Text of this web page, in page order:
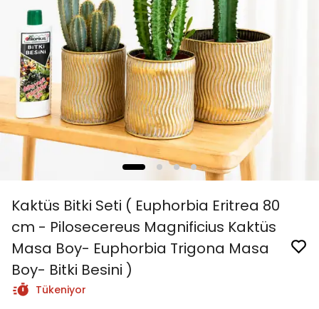
Kaktüs Bitki Seti ( Euphorbia Eritrea 80
cm - Pilosecereus Magnificius Kaktüs
Masa Boy- Euphorbia Trigona Masa
Boy- Bitki Besini )
Tükeniyor